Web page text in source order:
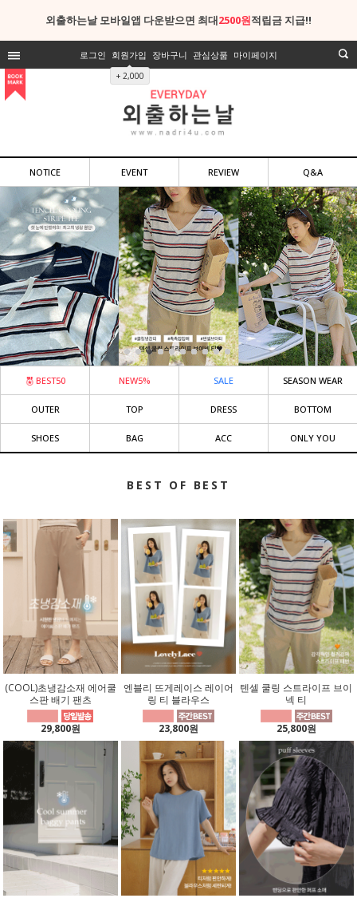
외출하는날 모바일앱 다운받으면 최대2500원적립금 지급!!
로그인 회원가입
+ 2,000
장바구니 관심상품 마이페이지
NOTICE EVENT REVIEW Q&A
BEST50 NEW5% SALE SEASON WEAR
OUTER TOP DRESS BOTTOM
SHOES BAG ACC ONLY YOU
BEST OF BEST
(COOL)초냉감소재 에어쿨
스판 배기 팬츠
29,800원
엔블리 뜨게레이스 레이어
링 티 블라우스
23,800원
텐셀 쿨링 스트라이프 브이
넥 티
25,800원